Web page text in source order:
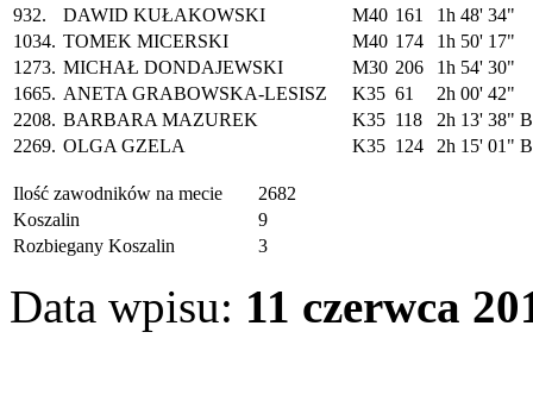
932.
DAWID KUŁAKOWSKI M40 161
1h 48' 34"
1034. TOMEK MICERSKI M40 174
1h 50' 17"
1273. MICHAŁ DONDAJEWSKI M30 206
1h 54' 30"
1665. ANETA GRABOWSKA-LESISZ K35 61
2h 00' 42"
2208. BARBARA MAZUREK K35 118 2h 13' 38"
2269. OLGA GZELA K35 124 2h 15' 01"
Ilość zawodników na mecie
2682
Koszalin
9
Rozbiegany Koszalin
3
Data wpisu: 11 czerwca